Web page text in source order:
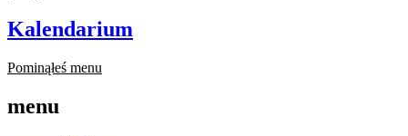
Kalendarium
Pominąłeś menu
menu